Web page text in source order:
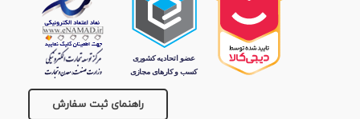
راهنمای ثبت سفارش